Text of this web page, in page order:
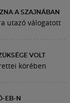
A SZAJNÁBAN
utazó válogatott
VOLT
körében
EB-N